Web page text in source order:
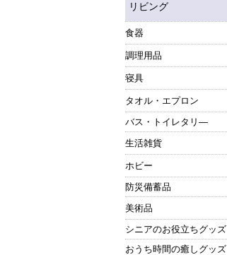
リビング
食器
調理用品
寝具
タオル・エプロン
バス・トイレタリ―
生活雑貨
ホビー
防災備蓄品
美術品
シニアのお役立ちグッズ
おうち時間の癒しグッズ